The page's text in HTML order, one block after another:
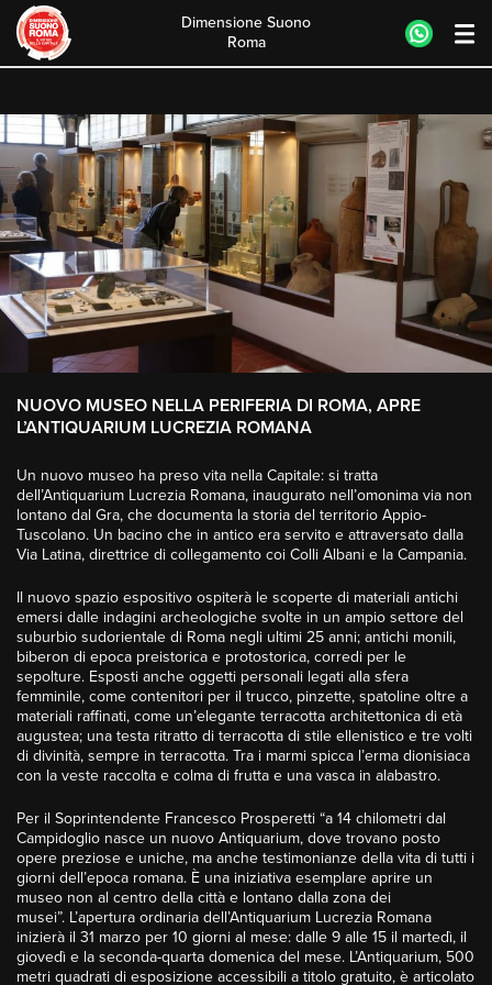
content
Dimensione Suono
Roma
NUOVO MUSEO NELLA PERIFERIA DI ROMA, APRE
L’ANTIQUARIUM LUCREZIA ROMANA
Un nuovo museo ha preso vita nella Capitale: si tratta
dell’Antiquarium Lucrezia Romana, inaugurato nell’omonima via non
lontano dal Gra, che documenta la storia del territorio Appio-
Tuscolano. Un bacino che in antico era servito e attraversato dalla
Via Latina, direttrice di collegamento coi Colli Albani e la Campania.
Il nuovo spazio espositivo ospiterà le scoperte di materiali antichi
emersi dalle indagini archeologiche svolte in un ampio settore del
suburbio sudorientale di Roma negli ultimi 25 anni; antichi monili,
biberon di epoca preistorica e protostorica, corredi per le
sepolture. Esposti anche oggetti personali legati alla sfera
femminile, come contenitori per il trucco, pinzette, spatoline oltre a
materiali raffinati, come un’elegante terracotta architettonica di età
augustea; una testa ritratto di terracotta di stile ellenistico e tre volti
di divinità, sempre in terracotta. Tra i marmi spicca l’erma dionisiaca
con la veste raccolta e colma di frutta e una vasca in alabastro.
Per il Soprintendente Francesco Prosperetti “a 14 chilometri dal
Campidoglio nasce un nuovo Antiquarium, dove trovano posto
opere preziose e uniche, ma anche testimonianze della vita di tutti i
giorni dell’epoca romana. È una iniziativa esemplare aprire un
museo non al centro della città e lontano dalla zona dei
musei”. L’apertura ordinaria dell’Antiquarium Lucrezia Romana
inizierà il 31 marzo per 10 giorni al mese: dalle 9 alle 15 il martedì, il
giovedì e la seconda-quarta domenica del mese. L’Antiquarium, 500
metri quadrati di esposizione accessibili a titolo gratuito, è articolato